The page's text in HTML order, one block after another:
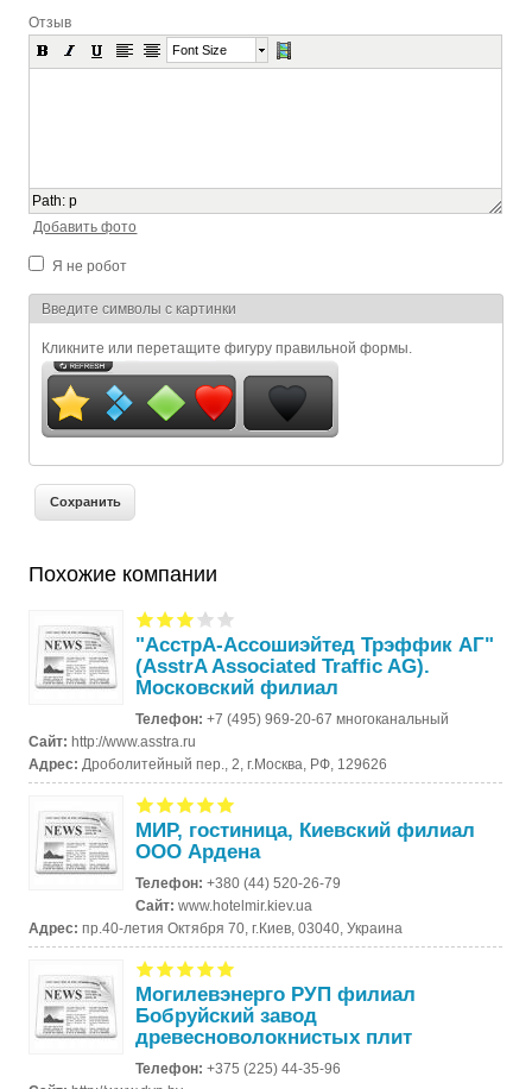
Отзыв
Font Size
Path:p
Добавить фото
Я не робот
Я спамер
Введите символы с картинки
Кликните или перетащите фигуру правильной формы.
Похожие компании
"АсстрА-Ассошиэйтед Трэффик АГ"
(AsstrA Associated Traffic AG).
Московский филиал
Телефон:+7 (495) 969-20-67 многоканальный
Сайт:http://www.asstra.ru
Адрес: Дроболитейный пер., 2, г.Москва, РФ, 129626
МИР, гостиница, Киевский филиал
ООО Ардена
Телефон:+380 (44) 520-26-79
Сайт:www.hotelmir.kiev.ua
Адрес:пр.40-летия Октября 70, г.Киев, 03040, Украина
Могилевэнерго РУП филиал
Бобруйский завод
древесноволокнистых плит
Телефон:+375 (225) 44-35-96